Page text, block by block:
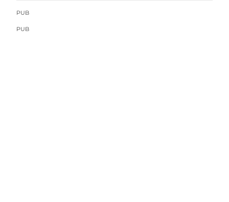
PUB
PUB